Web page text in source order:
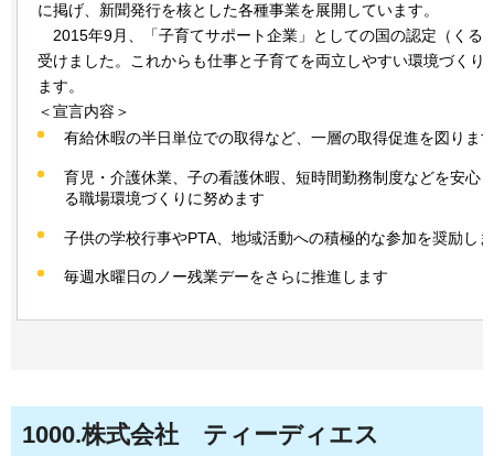
に掲げ、新聞発行を核とした各種事業を展開しています。
2015年9月、「子育てサポート企業」としての国の認定（くる
受けました。これからも仕事と子育てを両立しやすい環境づくり
ます。
＜宣言内容＞
有給休暇の半日単位での取得など、一層の取得促進を図りま
育児・介護休業、子の看護休暇、短時間勤務制度などを安心
る職場環境づくりに努めます
子供の学校行事やPTA、地域活動への積極的な参加を奨励し
毎週水曜日のノー残業デーをさらに推進します
1000.株式会社 テ ィーディエス